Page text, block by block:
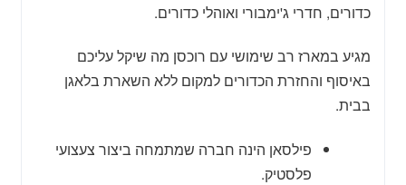
כדורים, חדרי ג'ימבורי ואוהלי כדורים.
מגיע במארז רב שימושי עם רוכסן מה שיקל עליכם
באיסוף והחזרת הכדורים למקום ללא השארת בלאגן
בבית.
פילסאן הינה חברה שמתמחה ביצור צעצועי
פלסטיק.